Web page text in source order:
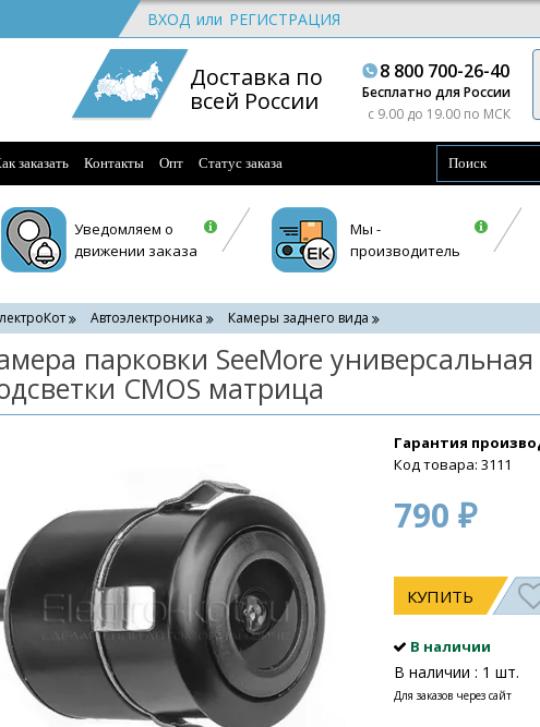
ВХОД или РЕГИСТРАЦИЯ
Доставка по
всей России
8 800 700-26-40
Бесплатно для России
c 9.00 до 19.00 по МСК
заказать Контакты Опт Статус заказа
Уведомляем о
движении заказа
Мы -
производитель
Автоэлектроника Камеры заднего вида
парковки SeeMore универсальная
CMOS матрица
Гарантия
Код товара: 3111
790 ₽
КУПИТЬ
В наличии
В наличии : 1 шт.
Для заказов через сайт